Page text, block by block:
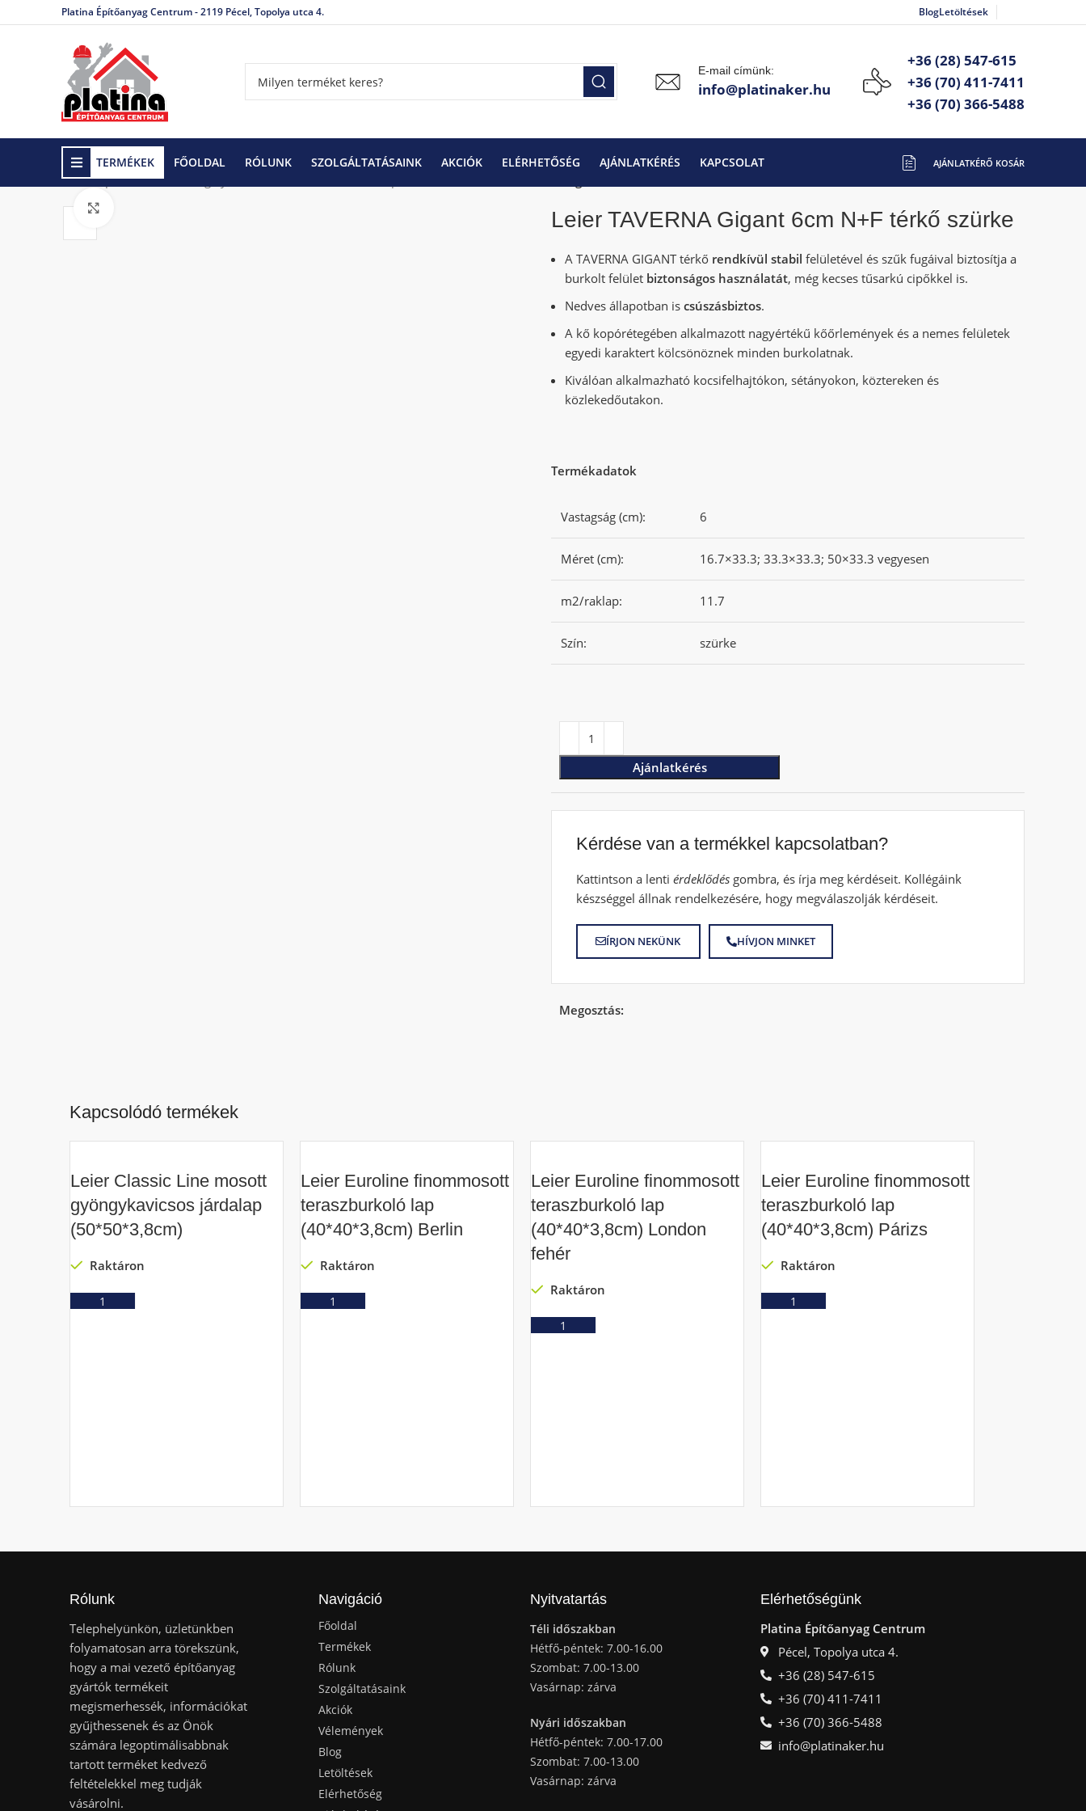
Platina Építőanyag Centrum - 2119 Pécel, Topolya utca 4. BlogLetöltések
E-mail címünk:
info@platinaker.hu
+36 (28) 547-615
+36 (70) 411-7411
+36 (70) 366-5488
TERMÉKEK FŐOLDAL RÓLUNK SZOLGÁLTATÁSAINK AKCIÓK ELÉRHETŐSÉG AJÁNLATKÉRÉS KAPCSOLAT
Kezdőlap Térkövek, szegélykövek
Leier TAVERNA Gigant 6cm N+F térkő szürke
A TAVERNA GIGANT térkő rendkívül stabil felületével és szűk fugáival biztosítja a
burkolt felület biztonságos használatát, még kecses tűsarkú cipőkkel is.
Nedves állapotban is csúszásbiztos.
A kő kopórétegében alkalmazott nagyértékű kőőrlemények és a nemes felületek
egyedi karaktert kölcsönöznek minden burkolatnak.
Kiválóan alkalmazható kocsifelhajtókon, sétányokon, köztereken és
közlekedőutakon.
Termékadatok
Vastagság (cm): 6
Méret (cm): 16.7×33.3; 33.3×33.3; 50×33.3 vegyesen
m2/raklap: 11.7
Szín: szürke
Ajánlatkérés
Kérdése van a termékkel kapcsolatban?
Kattintson a lenti érdeklődés gombra, és írja meg kérdéseit. Kollégáink
készséggel állnak rendelkezésére, hogy megválaszolják kérdéseit.
ÍRJON NEKÜNK HÍVJON MINKET
Megosztás:
Kapcsolódó termékek
Leier Classic Line mosott
gyöngykavicsos járdalap
(50*50*3,8cm)
Raktáron
Leier Euroline finommosott
teraszburkoló lap
(40*40*3,8cm) Berlin
Raktáron
Leier Euroline finommosott
teraszburkoló lap
(40*40*3,8cm) London
fehér
Raktáron
Leier Euroline finommosott
teraszburkoló lap
(40*40*3,8cm) Párizs
Raktáron
Rólunk
Telephelyünkön, üzletünkben
folyamatosan arra törekszünk,
hogy a mai vezető építőanyag
gyártók termékeit
megismerhessék, információkat
gyűjthessenek és az Önök
számára legoptimálisabbnak
tartott terméket kedvező
feltételekkel meg tudják
vásárolni.
Navigáció
Főoldal
Termékek
Rólunk
Szolgáltatásaink
Akciók
Vélemények
Blog
Letöltések
Elérhetőség
Nyitvatartás
Téli időszakban
Hétfő-péntek: 7.00-16.00
Szombat: 7.00-13.00
Vasárnap: zárva
Nyári időszakban
Hétfő-péntek: 7.00-17.00
Szombat: 7.00-13.00
Vasárnap: zárva
Elérhetőségünk
Platina Építőanyag Centrum
Pécel, Topolya utca 4.
+36 (28) 547-615
+36 (70) 411-7411
+36 (70) 366-5488
info@platinaker.hu